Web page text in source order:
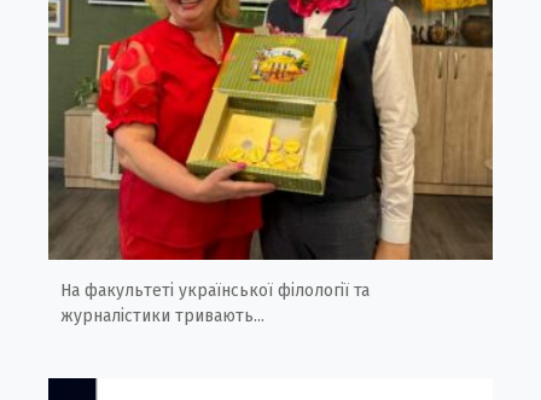
На факультеті української філології та
журналістики тривають...